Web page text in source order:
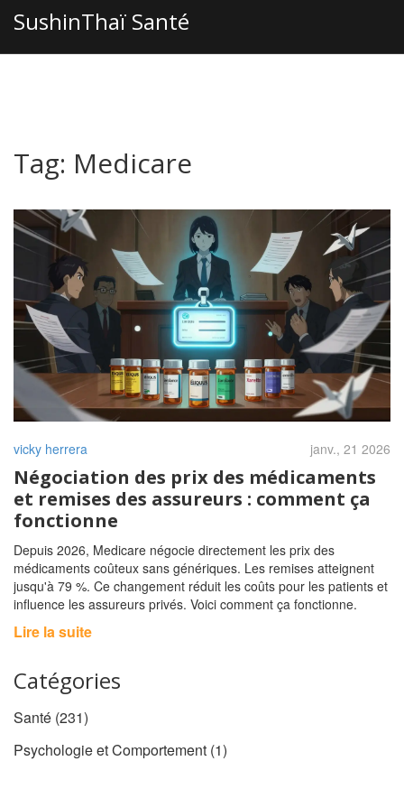
SushinThaï Santé
Tag: Medicare
vicky herrera janv., 21 2026
Négociation des prix des médicaments
et remises des assureurs : comment ça
fonctionne
Depuis 2026, Medicare négocie directement les prix des
médicaments coûteux sans génériques. Les remises atteignent
jusqu'à 79 %. Ce changement réduit les coûts pour les patients et
influence les assureurs privés. Voici comment ça fonctionne.
Lire la suite
Catégories
Santé (231)
Psychologie et Comportement (1)